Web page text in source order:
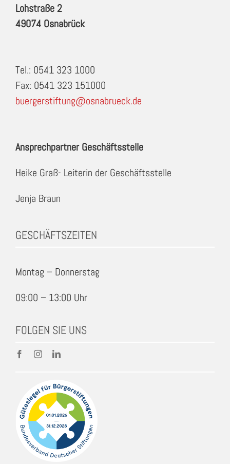
Lohstraße 2
49074 Osnabrück
Tel.: 0541 323 1000
Fax: 0541 323 151000
buergerstiftung@osnabrueck.de
Ansprechpartner Geschäftsstelle
Heike Graß- Leiterin der Geschäftsstelle
Jenja Braun
GESCHÄFTSZEITEN
Montag – Donnerstag
09:00 – 13:00 Uhr
FOLGEN SIE UNS